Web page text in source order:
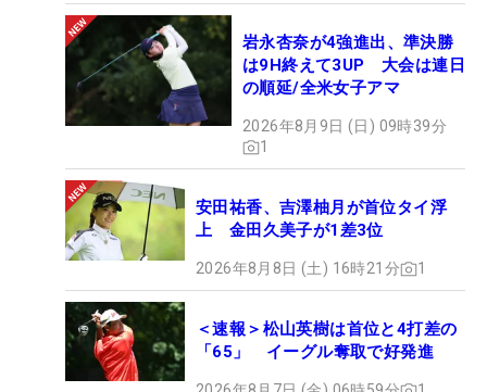
岩永杏奈が4強進出、準決勝
は9H終えて3UP 大会は連日
の順延/全米女子アマ
2026年8月9日 (日) 09時39分
1
安田祐香、吉澤柚月が首位タイ浮
上 金田久美子が1差3位
2026年8月8日 (土) 16時21分 1
＜速報＞松山英樹は首位と4打差の
「65」 イーグル奪取で好発進